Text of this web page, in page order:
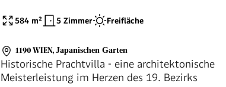
584 m² 5 Zimmer Freifläche
1190 WIEN, Japanischen Garten
Historische Prachtvilla - eine architektonische
Meisterleistung im Herzen des 19. Bezirks